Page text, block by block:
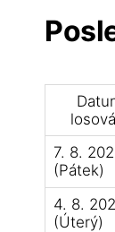
7. 8.
(Pátek)
4. 8.
(Úterý)